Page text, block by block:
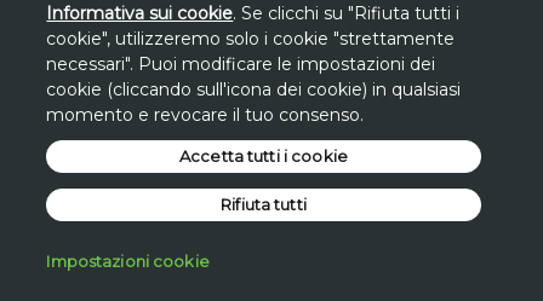
Gli sconti sono riferiti alprezzo più basso
degli ultimi 30 giornisu www.avon.it, se
non diversamente indicato.
Informativa sui cookie. Se clicchi su "Rifiuta tutti i
cookie", utilizzeremo solo i cookie "strettamente
necessari". Puoi modificare le impostazioni dei
cookie (cliccando sull'icona dei cookie) in qualsiasi
momento e revocare il tuo consenso.
Impostazioni cookie
Rifiuta tutti
Accetta tutti i cookie